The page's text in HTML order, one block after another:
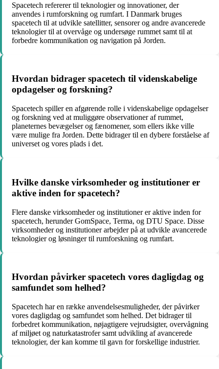
Spacetech refererer til teknologier og innovationer, der
anvendes i rumforskning og rumfart. I Danmark bruges
spacetech til at udvikle satellitter, sensorer og andre avancerede
teknologier til at overvåge og undersøge rummet samt til at
forbedre kommunikation og navigation på Jorden.
Hvordan bidrager spacetech til videnskabelige
opdagelser og forskning?
Spacetech spiller en afgørende rolle i videnskabelige opdagelser
og forskning ved at muliggøre observationer af rummet,
planeternes bevægelser og fænomener, som ellers ikke ville
være mulige fra Jorden. Dette bidrager til en dybere forståelse af
universet og vores plads i det.
Hvilke danske virksomheder og institutioner er
aktive inden for spacetech?
Flere danske virksomheder og institutioner er aktive inden for
spacetech, herunder GomSpace, Terma, og DTU Space. Disse
virksomheder og institutioner arbejder på at udvikle avancerede
teknologier og løsninger til rumforskning og rumfart.
Hvordan påvirker spacetech vores dagligdag og
samfundet som helhed?
Spacetech har en række anvendelsesmuligheder, der påvirker
vores dagligdag og samfundet som helhed. Det bidrager til
forbedret kommunikation, nøjagtigere vejrudsigter, overvågning
af miljøet og naturkatastrofer samt udvikling af avancerede
teknologier, der kan komme til gavn for forskellige industrier.